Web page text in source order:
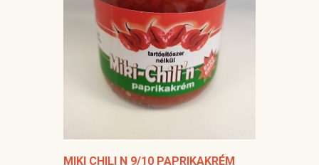
MIKI CHILI N 9/10 PAPRIKAKRÉM